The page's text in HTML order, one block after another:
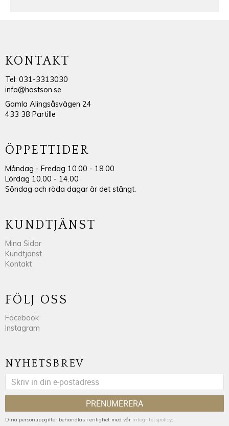
KONTAKT
Tel: 031-3313030
info@hastson.se
Gamla Alingsåsvägen 24
433 38 Partille
ÖPPETTIDER
Måndag - Fredag 10.00 - 18.00
Lördag 10.00 - 14.00
Söndag och röda dagar är det stängt.
KUNDTJÄNST
Mina Sidor
Kundtjänst
Kontakt
FÖLJ OSS
Facebook
Instagram
NYHETSBREV
PRENUMERERA
Dina personuppgifter behandlas i enlighet med vår integritetspolicy.